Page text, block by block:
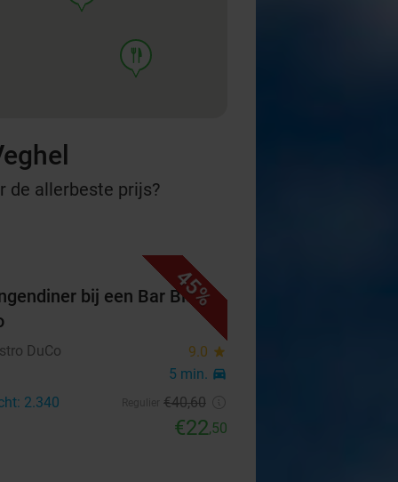
food
de allerbeste prijs?
45%
bij een Bar Bistro
DuCo 9.0 star
5 min. directions_car
2.340 €40,60
€22,50